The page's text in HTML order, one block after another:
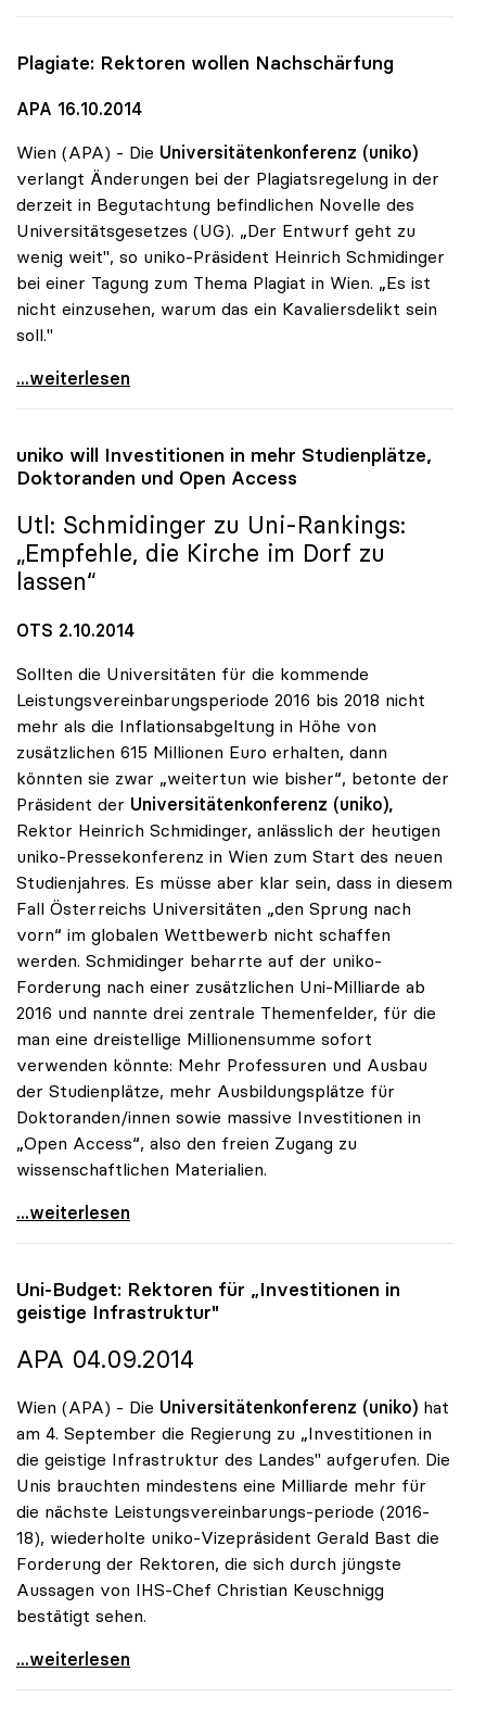
Plagiate: Rektoren wollen Nachschärfung
APA 16.10.2014
Wien (APA) - Die Universitätenkonferenz (uniko)
verlangt Änderungen bei der Plagiatsregelung in der
derzeit in Begutachtung befindlichen Novelle des
Universitätsgesetzes (UG). „Der Entwurf geht zu
wenig weit", so uniko-Präsident Heinrich Schmidinger
bei einer Tagung zum Thema Plagiat in Wien. „Es ist
nicht einzusehen, warum das ein Kavaliersdelikt sein
soll."
Plagiate: Rektoren wollen Nachschärfung
...weiterlesen
uniko will Investitionen in mehr Studienplätze,
Doktoranden und Open Access
Utl: Schmidinger zu Uni-Rankings:
„Empfehle, die Kirche im Dorf zu
lassen“
OTS 2.10.2014
Sollten die Universitäten für die kommende
Leistungsvereinbarungsperiode 2016 bis 2018 nicht
mehr als die Inflationsabgeltung in Höhe von
zusätzlichen 615 Millionen Euro erhalten, dann
könnten sie zwar „weitertun wie bisher“, betonte der
Präsident der Universitätenkonferenz (uniko),
Rektor Heinrich Schmidinger, anlässlich der heutigen
uniko-Pressekonferenz in Wien zum Start des neuen
Studienjahres. Es müsse aber klar sein, dass in diesem
Fall Österreichs Universitäten „den Sprung nach
vorn“ im globalen Wettbewerb nicht schaffen
werden. Schmidinger beharrte auf der uniko-
Forderung nach einer zusätzlichen Uni-Milliarde ab
2016 und nannte drei zentrale Themenfelder, für die
man eine dreistellige Millionensumme sofort
verwenden könnte: Mehr Professuren und Ausbau
der Studienplätze, mehr Ausbildungsplätze für
Doktoranden/innen sowie massive Investitionen in
„Open Access“, also den freien Zugang zu
wissenschaftlichen Materialien.
uniko will Investitionen in mehr Studienplätze,
...weiterlesen
Uni-Budget: Rektoren für „Investitionen in
geistige Infrastruktur"
APA 04.09.2014
Wien (APA) - Die Universitätenkonferenz (uniko) hat
am 4. September die Regierung zu „Investitionen in
die geistige Infrastruktur des Landes" aufgerufen. Die
Unis brauchten mindestens eine Milliarde mehr für
die nächste Leistungsvereinbarungs-periode (2016-
18), wiederholte uniko-Vizepräsident Gerald Bast die
Forderung der Rektoren, die sich durch jüngste
Aussagen von IHS-Chef Christian Keuschnigg
bestätigt sehen.
Uni-Budget: Rektoren für „Investitionen in
...weiterlesen